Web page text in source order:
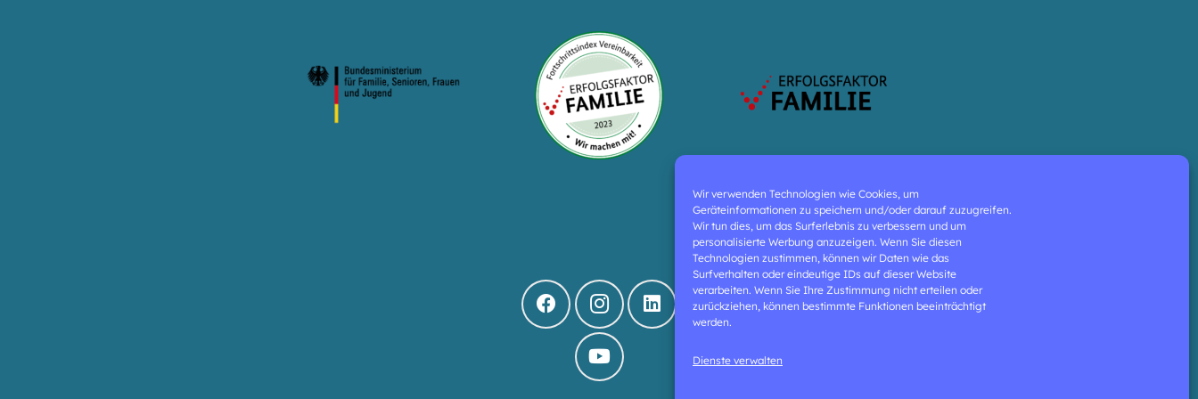
Wir verwenden Technologien wie Cookies, um
Geräteinformationen zu speichern und/oder darauf zuzugreifen.
Wir tun dies, um das Surferlebnis zu verbessern und um
personalisierte Werbung anzuzeigen. Wenn Sie diesen
Technologien zustimmen, können wir Daten wie das
Surfverhalten oder eindeutige IDs auf dieser Website
verarbeiten. Wenn Sie Ihre Zustimmung nicht erteilen oder
zurückziehen, können bestimmte Funktionen beeinträchtigt
werden.
Dienste verwalten